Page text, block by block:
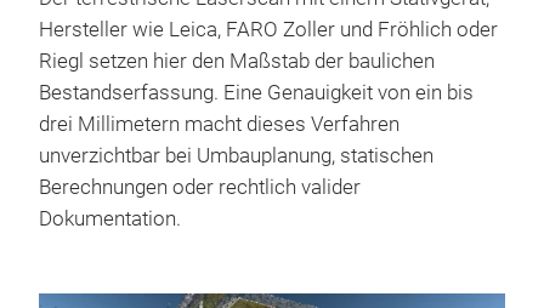
Hersteller wie Leica, FARO Zoller und Fröhlich oder
Riegl setzen hier den Maßstab der baulichen
Bestandserfassung. Eine Genauigkeit von ein bis
drei Millimetern macht dieses Verfahren
unverzichtbar bei Umbauplanung, statischen
Berechnungen oder rechtlich valider
Dokumentation.